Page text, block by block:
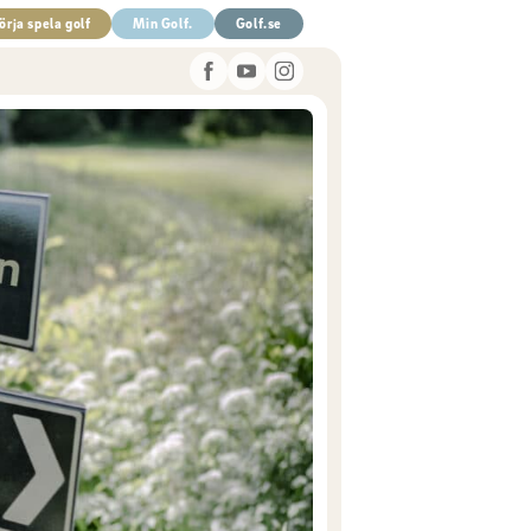
spela golf Min Golf. Golf.se